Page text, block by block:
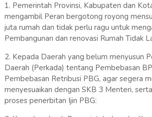
1. Pemerintah Provinsi, Kabupaten dan
mengambil Peran bergotong royong
juta rumah dan tidak perlu ragu untuk
Pembangunan dan renovasi Rumah Tidak
2. Kepada Daerah yang belum menyusun
Daerah (Perkada) tentang Pembebasan
Pembebasan Retribusi PBG, agar segera
menyesuaikan dengan SKB 3 Menteri,
proses penerbitan Ijin PBG: